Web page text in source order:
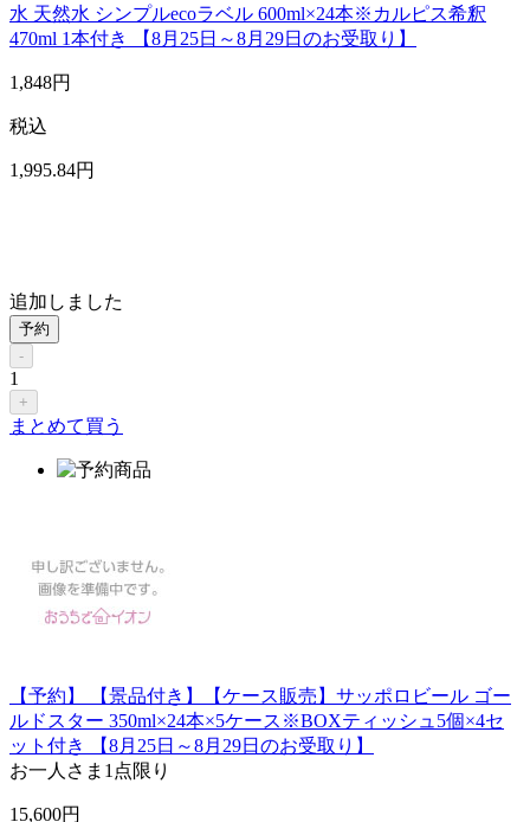
水 天然水 シンプルecoラベル 600ml×24本※カルピス希釈
470ml 1本付き 【8月25日～8月29日のお受取り】
1,848円
税込
1,995.84円
追加しました
予約
-
1
+
まとめて買う
【予約】 【景品付き】【ケース販売】サッポロビール ゴー
ルドスター 350ml×24本×5ケース※BOXティッシュ5個×4セ
ット付き 【8月25日～8月29日のお受取り】
お一人さま 1点限り
15,600円